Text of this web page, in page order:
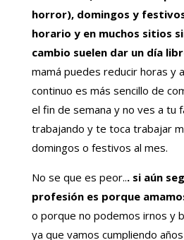
horror), domingos y
horario y en muchos sitios
cambio suelen dar un día
mamá puedes reducir horas y
continuo es más sencillo de
el fin de semana y no ves a tu
trabajando y te toca trabajar
domingos o festivos al mes.
No se que es peor... si aún
profesión es porque
o porque no podemos irnos y
ya que vamos cumpliendo